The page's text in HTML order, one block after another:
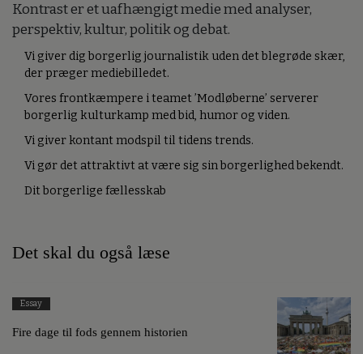
Kontrast er et uafhængigt medie med analyser,
perspektiv, kultur, politik og debat.
Vi giver dig borgerlig journalistik uden det blegrøde skær,
der præger mediebilledet.
Vores frontkæmpere i teamet ’Modløberne’ serverer
borgerlig kulturkamp med bid, humor og viden.
Vi giver kontant modspil til tidens trends.
Vi gør det attraktivt at være sig sin borgerlighed bekendt.
Dit borgerlige fællesskab
Det skal du også læse
Essay
Fire dage til fods gennem historien